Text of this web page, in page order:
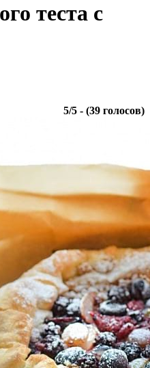
теста с
5/5 - (39 голосов)